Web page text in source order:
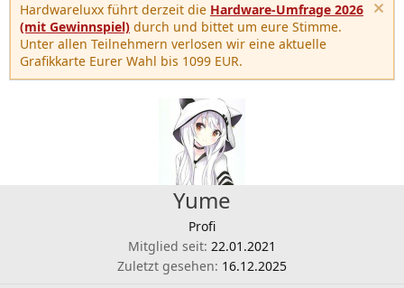
Hardwareluxx führt derzeit die Hardware-Umfrage 2026
(mit Gewinnspiel) durch und bittet um eure Stimme.
Unter allen Teilnehmern verlosen wir eine aktuelle
Grafikkarte Eurer Wahl bis 1099 EUR.
Yume
Profi
Mitglied seit 22.01.2021
Zuletzt gesehen 16.12.2025